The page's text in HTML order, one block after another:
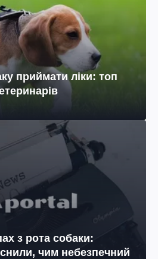
приймати ліки: топ
з рота собаки:
чим небезпечний